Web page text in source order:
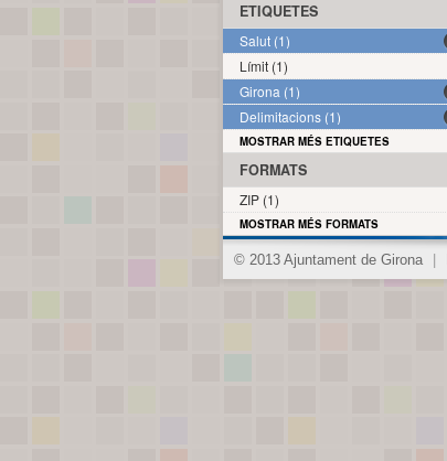
ETIQUETES
Salut (1)
Límit (1)
Girona (1)
Delimitacions (1)
MOSTRAR MÉS ETIQUETES
FORMATS
ZIP (1)
MOSTRAR MÉS FORMATS
© 2013 Ajuntament de Girona